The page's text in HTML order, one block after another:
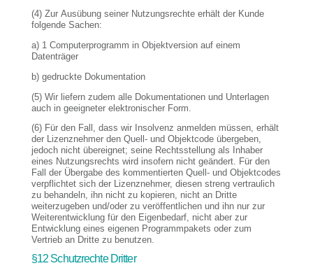
(4) Zur Ausübung seiner Nutzungsrechte erhält der Kunde
folgende Sachen:
a) 1 Computerprogramm in Objektversion auf einem
Datenträger
b) gedruckte Dokumentation
(5) Wir liefern zudem alle Dokumentationen und Unterlagen
auch in geeigneter elektronischer Form.
(6) Für den Fall, dass wir Insolvenz anmelden müssen, erhält
der Lizenznehmer den Quell- und Objektcode übergeben,
jedoch nicht übereignet; seine Rechtsstellung als Inhaber
eines Nutzungsrechts wird insofern nicht geändert. Für den
Fall der Übergabe des kommentierten Quell- und Objektcodes
verpflichtet sich der Lizenznehmer, diesen streng vertraulich
zu behandeln, ihn nicht zu kopieren, nicht an Dritte
weiterzugeben und/oder zu veröffentlichen und ihn nur zur
Weiterentwicklung für den Eigenbedarf, nicht aber zur
Entwicklung eines eigenen Programmpakets oder zum
Vertrieb an Dritte zu benutzen.
§12 Schutzrechte Dritter